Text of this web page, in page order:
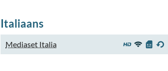
Italiaans
Mediaset Italia